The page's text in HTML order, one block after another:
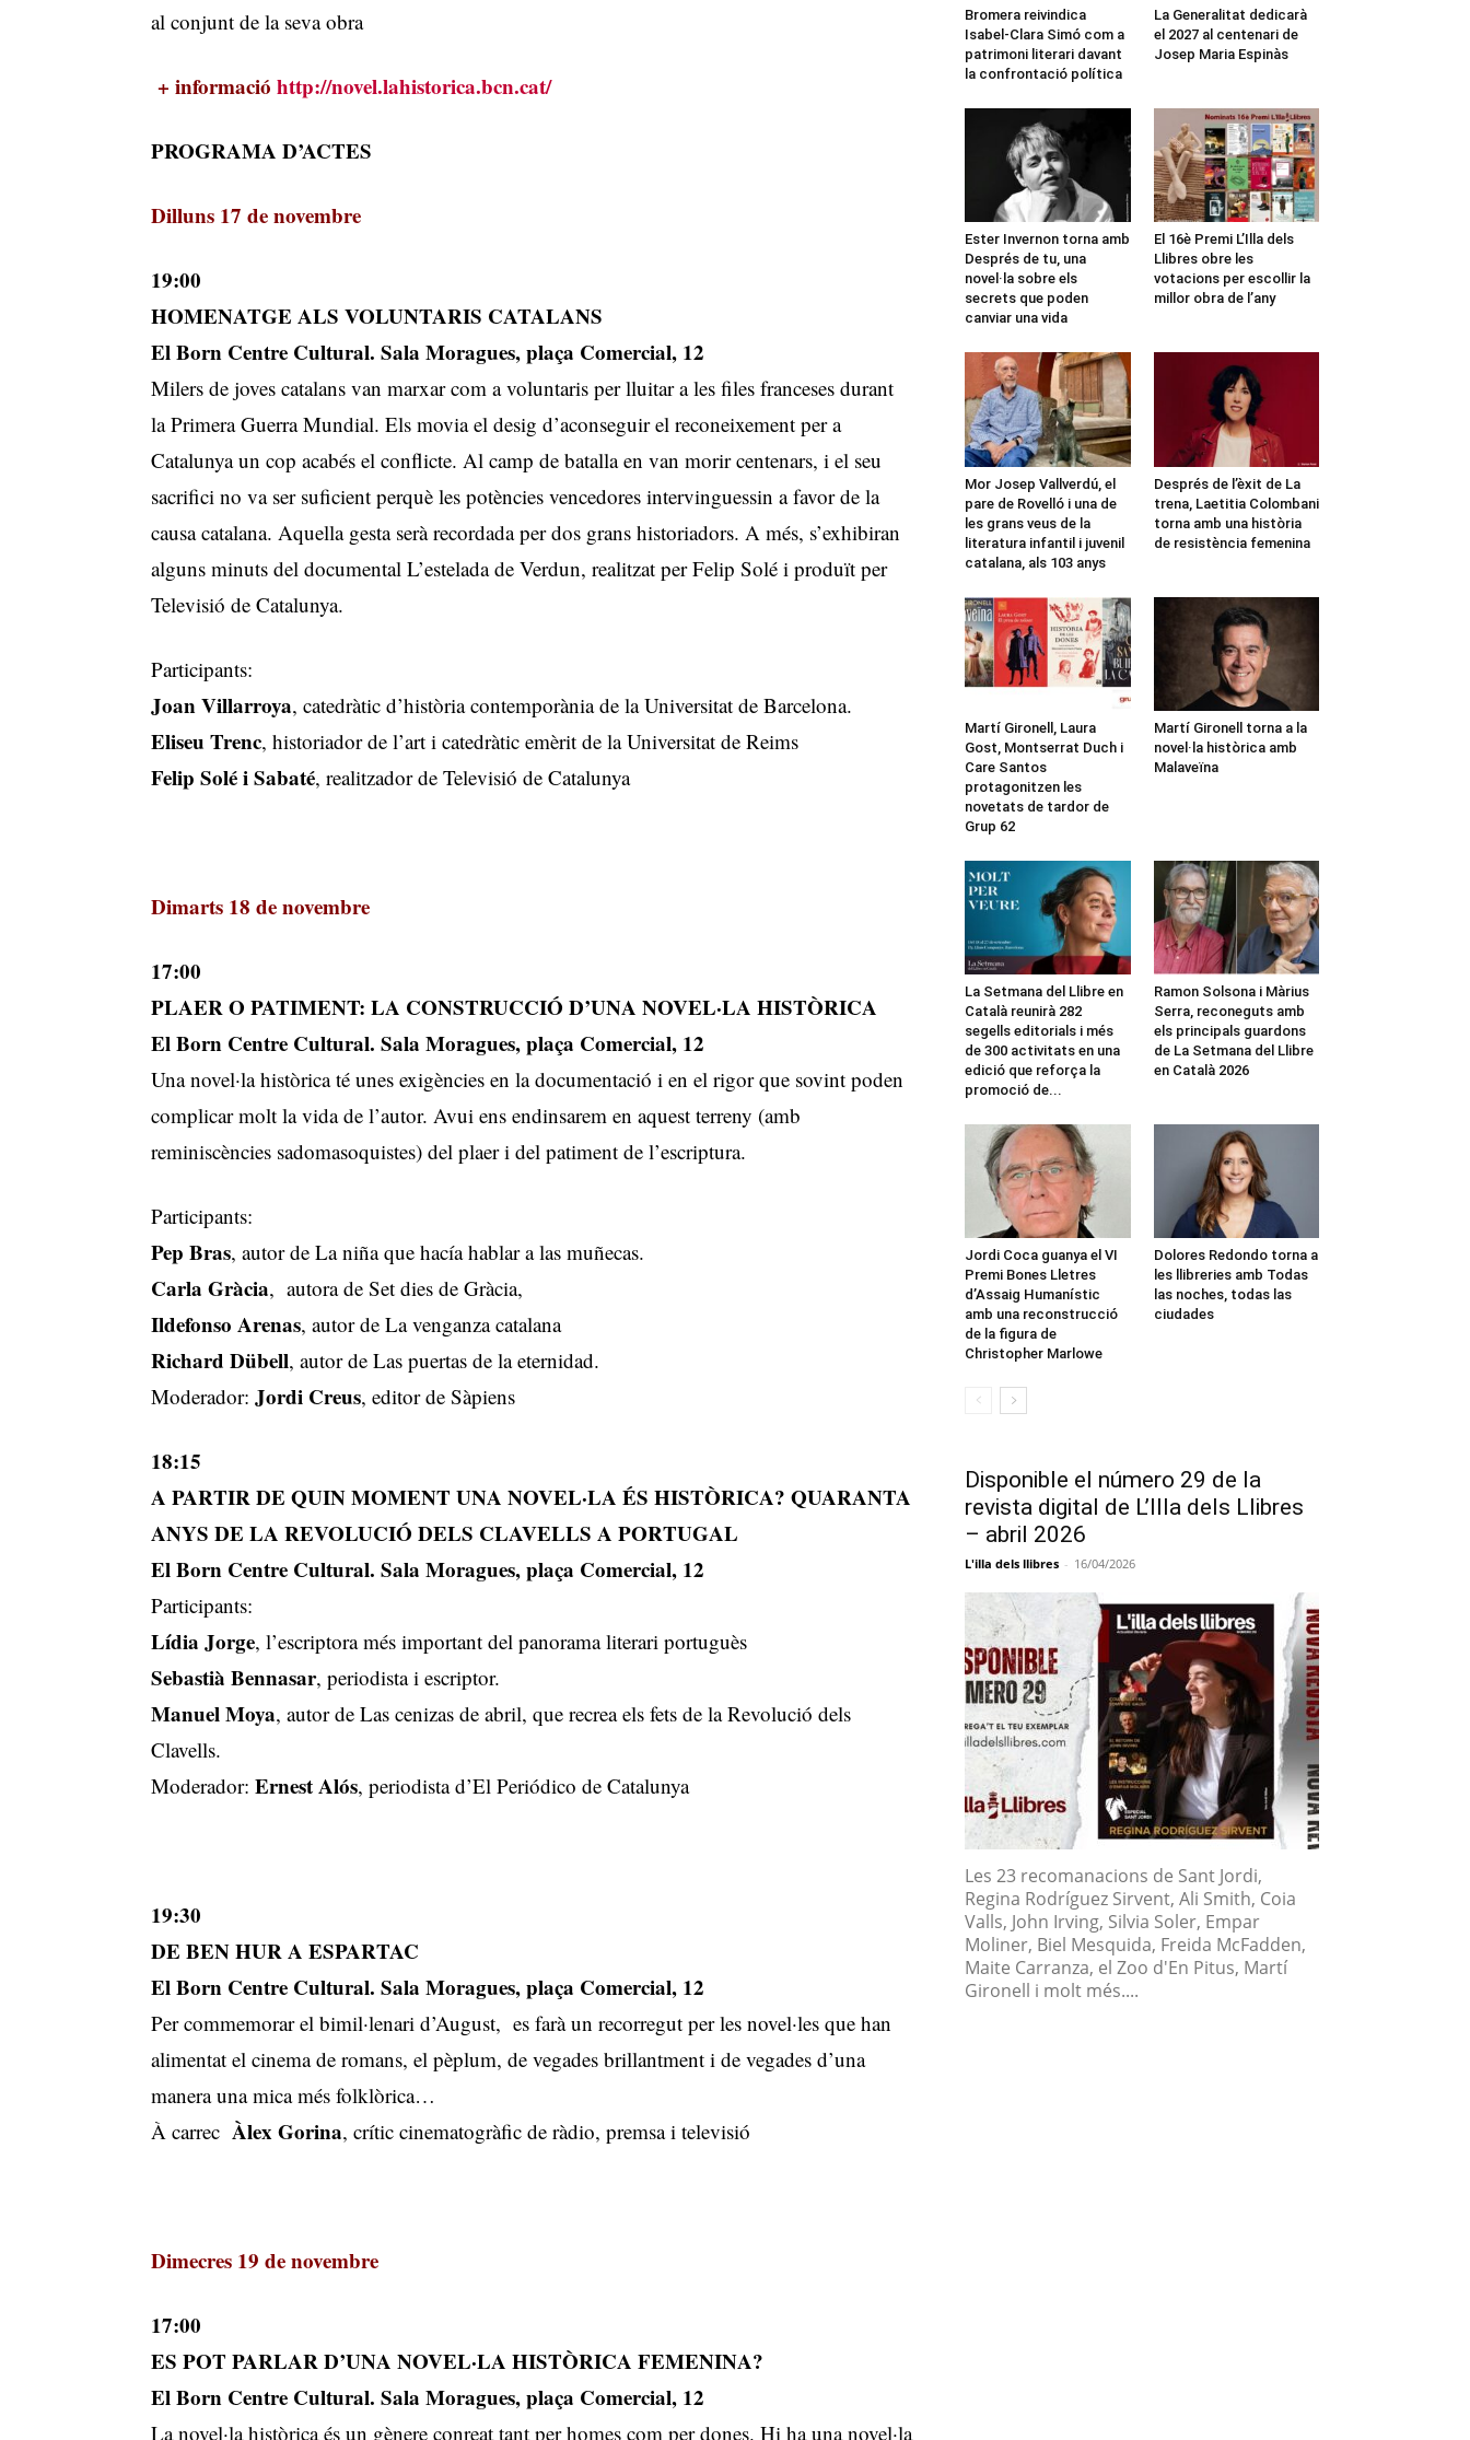
al conjunt de la seva obra
+ informació http://novel.lahistorica.bcn.cat/
PROGRAMA D’ACTES
Dilluns 17 de novembre
19:00
HOMENATGE ALS VOLUNTARIS CATALANS
El Born Centre Cultural. Sala Moragues, plaça Comercial, 12
Milers de joves catalans van marxar com a voluntaris per lluitar a les files franceses durant
la Primera Guerra Mundial. Els movia el desig d’aconseguir el reconeixement per a
Catalunya un cop acabés el conflicte. Al camp de batalla en van morir centenars, i el seu
sacrifici no va ser suficient perquè les potències vencedores intervinguessin a favor de la
causa catalana. Aquella gesta serà recordada per dos grans historiadors. A més, s’exhibiran
alguns minuts del documental L’estelada de Verdun, realitzat per Felip Solé i produït per
Televisió de Catalunya.
Participants:
Joan Villarroya, catedràtic d’història contemporània de la Universitat de Barcelona.
Eliseu Trenc, historiador de l’art i catedràtic emèrit de la Universitat de Reims
Felip Solé i Sabaté, realitzador de Televisió de Catalunya
Dimarts 18 de novembre
17:00
PLAER O PATIMENT: LA CONSTRUCCIÓ D’UNA NOVEL·LA HISTÒRICA
El Born Centre Cultural. Sala Moragues, plaça Comercial, 12
Una novel·la històrica té unes exigències en la documentació i en el rigor que sovint poden
complicar molt la vida de l’autor. Avui ens endinsarem en aquest terreny (amb
reminiscències sadomasoquistes) del plaer i del patiment de l’escriptura.
Participants:
Pep Bras, autor de La niña que hacía hablar a las muñecas.
Carla Gràcia, autora de Set dies de Gràcia,
Ildefonso Arenas, autor de La venganza catalana
Richard Dübell, autor de Las puertas de la eternidad.
Moderador: Jordi Creus, editor de Sàpiens
18:15
A PARTIR DE QUIN MOMENT UNA NOVEL·LA ÉS HISTÒRICA? QUARANTA
ANYS DE LA REVOLUCIÓ DELS CLAVELLS A PORTUGAL
El Born Centre Cultural. Sala Moragues, plaça Comercial, 12
Participants:
Lídia Jorge, l’escriptora més important del panorama literari portuguès
Sebastià Bennasar, periodista i escriptor.
Manuel Moya, autor de Las cenizas de abril, que recrea els fets de la Revolució dels
Clavells.
Moderador: Ernest Alós, periodista d’El Periódico de Catalunya
19:30
DE BEN HUR A ESPARTAC
El Born Centre Cultural. Sala Moragues, plaça Comercial, 12
Per commemorar el bimil·lenari d’August, es farà un recorregut per les novel·les que han
alimentat el cinema de romans, el pèplum, de vegades brillantment i de vegades d’una
manera una mica més folklòrica…
À carrec Àlex Gorina, crític cinematogràfic de ràdio, premsa i televisió
Dimecres 19 de novembre
17:00
ES POT PARLAR D’UNA NOVEL·LA HISTÒRICA FEMENINA?
El Born Centre Cultural. Sala Moragues, plaça Comercial, 12
La novel·la històrica és un gènere conreat tant per homes com per dones. Hi ha una novel·la
Bromera reivindica
Isabel-Clara Simó com a
patrimoni literari davant
la confrontació política
La Generalitat dedicarà
el 2027 al centenari de
Josep Maria Espinàs
Ester Invernon torna amb
Després de tu, una
novel·la sobre els
secrets que poden
canviar una vida
El 16è Premi L’Illa dels
Llibres obre les
votacions per escollir la
millor obra de l’any
Mor Josep Vallverdú, el
pare de Rovelló i una de
les grans veus de la
literatura infantil i juvenil
catalana, als 103 anys
Després de l’èxit de La
trena, Laetitia Colombani
torna amb una història
de resistència femenina
Martí Gironell, Laura
Gost, Montserrat Duch i
Care Santos
protagonitzen les
novetats de tardor de
Grup 62
Martí Gironell torna a la
novel·la històrica amb
Malaveïna
La Setmana del Llibre en
Català reunirà 282
segells editorials i més
de 300 activitats en una
edició que reforça la
promoció de...
Ramon Solsona i Màrius
Serra, reconeguts amb
els principals guardons
de La Setmana del Llibre
en Català 2026
Jordi Coca guanya el VI
Premi Bones Lletres
d’Assaig Humanístic
amb una reconstrucció
de la figura de
Christopher Marlowe
Dolores Redondo torna a
les llibreries amb Todas
las noches, todas las
ciudades
Disponible el número 29 de la
revista digital de L’Illa dels Llibres
– abril 2026
L'illa dels llibres - 16/04/2026
Les 23 recomanacions de Sant Jordi,
Regina Rodríguez Sirvent, Ali Smith, Coia
Valls, John Irving, Silvia Soler, Empar
Moliner, Biel Mesquida, Freida McFadden,
Maite Carranza, el Zoo d'En Pitus, Martí
Gironell i molt més....